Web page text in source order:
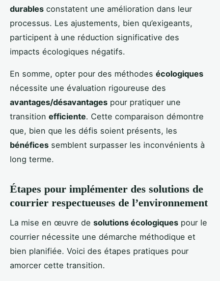
durables constatent une amélioration dans leur
processus. Les ajustements, bien qu’exigeants,
participent à une réduction significative des
impacts écologiques négatifs.
En somme, opter pour des méthodes écologiques
nécessite une évaluation rigoureuse des
avantages/désavantages pour pratiquer une
transition efficiente. Cette comparaison démontre
que, bien que les défis soient présents, les
bénéfices semblent surpasser les inconvénients à
long terme.
Étapes pour implémenter des solutions de
courrier respectueuses de l’environnement
La mise en œuvre de solutions écologiques pour le
courrier nécessite une démarche méthodique et
bien planifiée. Voici des étapes pratiques pour
amorcer cette transition.